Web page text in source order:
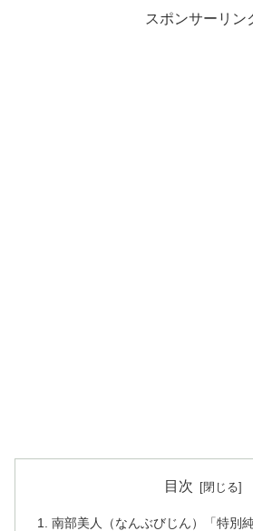
スポンサーリン
目次
南部美人（なんぶびじん）「特別